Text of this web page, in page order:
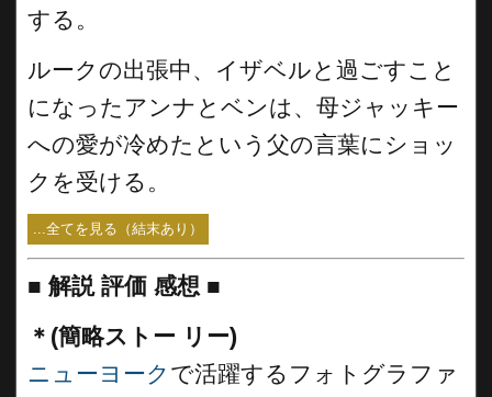
する。
ルークの出張中、イザベルと過ごすこと
になったアンナとベンは、母ジャッキー
への愛が冷めたという父の言葉にショッ
クを受ける。
...全てを見る（結末あり）
■ 解説 評価 感想 ■
＊(簡略ストー リー)
ニューヨーク で活躍するフォトグラファ